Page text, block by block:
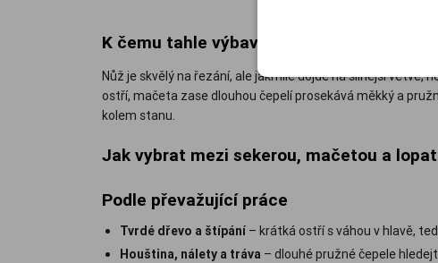
K čemu tahle výbava slouží
Nůž je skvělý na řezání, ale jakmile dojde na silnější
ostří, mačeta zase dlouhou čepelí prosekává měkký a
kolem stanu.
Jak vybrat mezi sekerou, mačetou a
Podle převažující práce
Tvrdé dřevo a štípání – krátká ostří s váhou v hlavě,
Houština, nálety a tráva – dlouhé pružné čepele